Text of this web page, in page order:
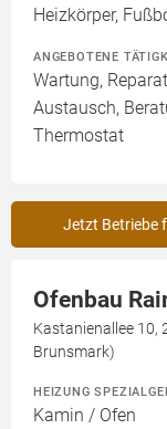
Heizkörper,
ANGEBOTENE
Wartung,
Austausch,
Thermostat
Jetzt Betriebe
Ofenbau
Kastanienallee 10,
Brunsmark)
HEIZUNG
Kamin / Ofen